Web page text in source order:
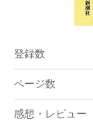
登録数
ページ数
感想・レビュー